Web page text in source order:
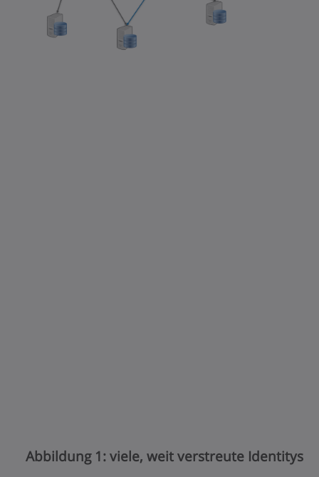
Abbildung 1: viele, weit verstreute Identitys